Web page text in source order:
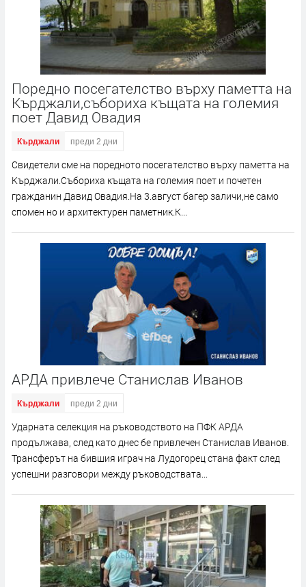
Поредно посегателство върху паметта на
Кърджали,събориха къщата на големия
поет Давид Овадия
Кърджали преди 2 дни
Свидетели сме на поредното посегателство върху паметта на
Кърджали.Събориха къщата на големия поет и почетен
гражданин Давид Овадия.На 3.август багер заличи,не само
спомен но и архитектурен паметник.К...
АРДА привлече Станислав Иванов
Кърджали преди 2 дни
Ударната селекция на ръководството на ПФК АРДА
продължава, след като днес бе привлечен Станислав Иванов.
Трансферът на бившия играч на Лудогорец стана факт след
успешни разговори между ръководствата...